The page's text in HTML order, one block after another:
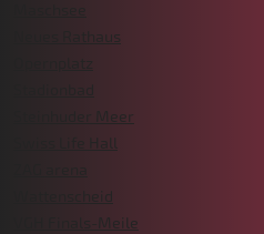
Neues Rathaus
Steinhuder Meer
Swiss Life Hall
Wattenscheid
VGH Finals-Meile